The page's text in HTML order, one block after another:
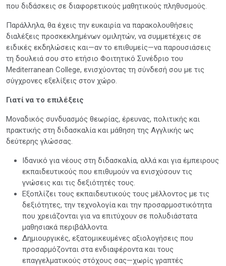
που διδάσκεις σε διαφορετικούς μαθητικούς πληθυσμούς.
Παράλληλα, θα έχεις την ευκαιρία να παρακολουθήσεις
διαλέξεις προσκεκλημένων ομιλητών, να συμμετέχεις σε
ειδικές εκδηλώσεις και—αν το επιθυμείς—να παρουσιάσεις
τη δουλειά σου στο ετήσιο Φοιτητικό Συνέδριο του
Mediterranean College, ενισχύοντας τη σύνδεσή σου με τις
σύγχρονες εξελίξεις στον χώρο.
Γιατί να το επιλέξεις
Μοναδικός συνδυασμός θεωρίας, έρευνας, πολιτικής και
πρακτικής στη διδασκαλία και μάθηση της Αγγλικής ως
δεύτερης γλώσσας.
Ιδανικό για νέους στη διδασκαλία, αλλά και για έμπειρους
εκπαιδευτικούς που επιθυμούν να ενισχύσουν τις
γνώσεις και τις δεξιότητές τους.
Εξοπλίζει τους εκπαιδευτικούς τους μέλλοντος με τις
δεξιότητες, την τεχνολογία και την προσαρμοστικότητα
που χρειάζονται για να επιτύχουν σε πολυδιάστατα
μαθησιακά περιβάλλοντα.
Δημιουργικές, εξατομικευμένες αξιολογήσεις που
προσαρμόζονται στα ενδιαφέροντα και τους
επαγγελματικούς στόχους σας—χωρίς γραπτές